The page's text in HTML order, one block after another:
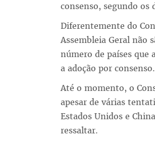
consenso, segundo os
Diferentemente do
Assembleia Geral não
número de países que
a adoção por consenso.
Até o momento, o
apesar de várias
Estados Unidos e
ressaltar.